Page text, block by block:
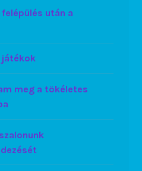
után a
játékok
meg a tökéletes